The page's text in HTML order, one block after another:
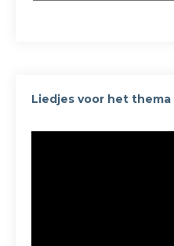
Liedjes voor het thema